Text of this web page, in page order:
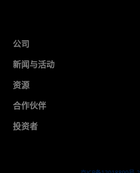
公司
关于 AMD
企业责任
就业机会
联系我们
新闻与活动
新闻中心
媒体库
资源
开发中心
成功案例
合作伙伴
AMD 合作伙伴中心
投资者